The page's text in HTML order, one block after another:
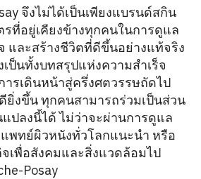
จึงไม่ได้เป็นเพียงแบรนด์สกิน
ที่อยู่เคียงข้างทุกคนในการดูแล
และสร้างชีวิตที่ดีขึ้นอย่างแท้จริง
ป็นทั้งบทสรุปแห่งความสำเร็จ
รเดินหน้าสู่ครึ่งศตวรรษถัดไป
ยิ่งขึ้น ทุกคนสามารถร่วมเป็นส่วน
ปลงนี้ได้ ไม่ว่าจะผ่านการดูแล
ทย์ผิวหนังทั่วโลกแนะนำ หรือ
เพื่อสังคมและสิ่งแวดล้อมไป
Posay